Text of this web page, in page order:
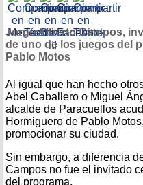
Jorge Alberto Campos,
de uno de los juegos del
Pablo Motos
Al igual que han hecho
Abel Caballero o Miguel
alcalde de Paracuellos
Hormiguero de Pablo
promocionar su ciudad.
Sin embargo, a diferencia
Campos no fue el invitado
del programa.